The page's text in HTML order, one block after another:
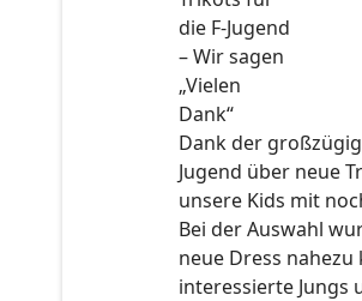
Dank der
Jugend über neue
unsere Kids mit
Bei der Auswahl
neue Dress
interessierte Jungs